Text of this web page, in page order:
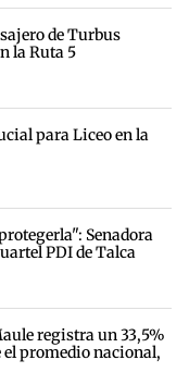
de Turbus
la Ruta 5
para Liceo en la
Senadora
PDI de Talca
registra un 33,5%
promedio nacional,